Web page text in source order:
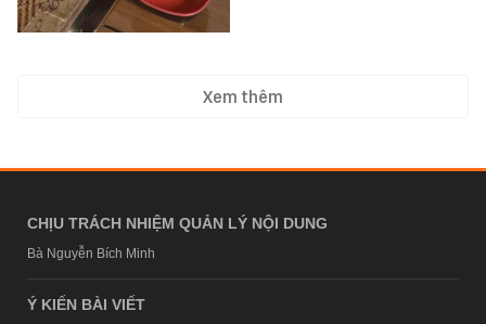
Xem thêm
CHỊU TRÁCH NHIỆM QUẢN LÝ NỘI DUNG
Bà Nguyễn Bích Minh
Ý KIẾN BÀI VIẾT